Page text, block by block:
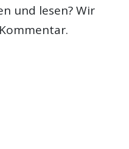
und lesen? Wir